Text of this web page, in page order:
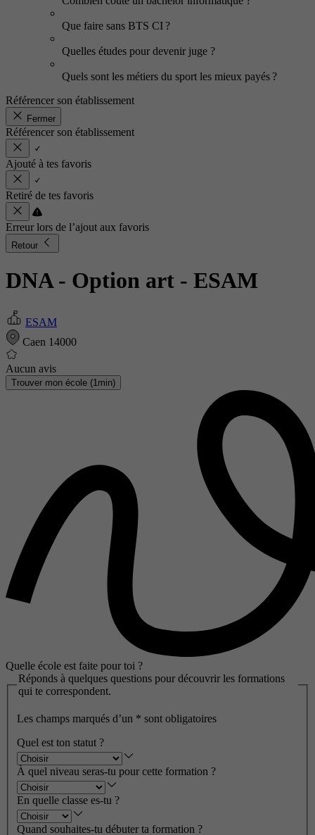
Que faire sans BTS CI ?
Quelles études pour devenir juge ?
Quels sont les métiers du sport les mieux payés ?
Référencer son établissement
Fermer
Référencer son établissement
Ajouté à tes favoris
Retiré de tes favoris
Erreur lors de l’ajout aux favoris
Retour
DNA - Option art - ESAM
ESAM
Caen 14000
Aucun avis
Trouver mon école (1min)
Quelle école est faite pour toi ?
Réponds à quelques questions pour découvrir les formations
qui te correspondent.
Les champs marqués d’un * sont obligatoires
Quel est ton statut ?
À quel niveau seras-tu pour cette formation ?
En quelle classe es-tu ?
Quand souhaites-tu débuter ta formation ?